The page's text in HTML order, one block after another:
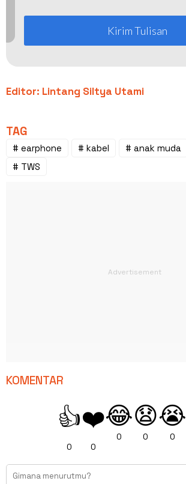
Kirim Tulisan
Editor: Lintang Siltya Utami
TAG
# earphone # kabel # anak muda
# TWS
KOMENTAR
👍
0
❤️
0
😂
0
😧
0
😭
0